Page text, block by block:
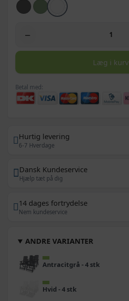
−
Læg i kurv
Betal med:
Hurtig levering
6-7 Hverdage
Dansk Kundeservice
Hjælp tæt på dig
14 dages fortrydelse
Nem kundeservice
ANDRE VARIANTER
Antracitgrå - 4 stk
Hvid - 4 stk